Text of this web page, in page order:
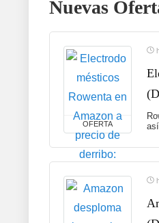
Nuevas
OFERTA